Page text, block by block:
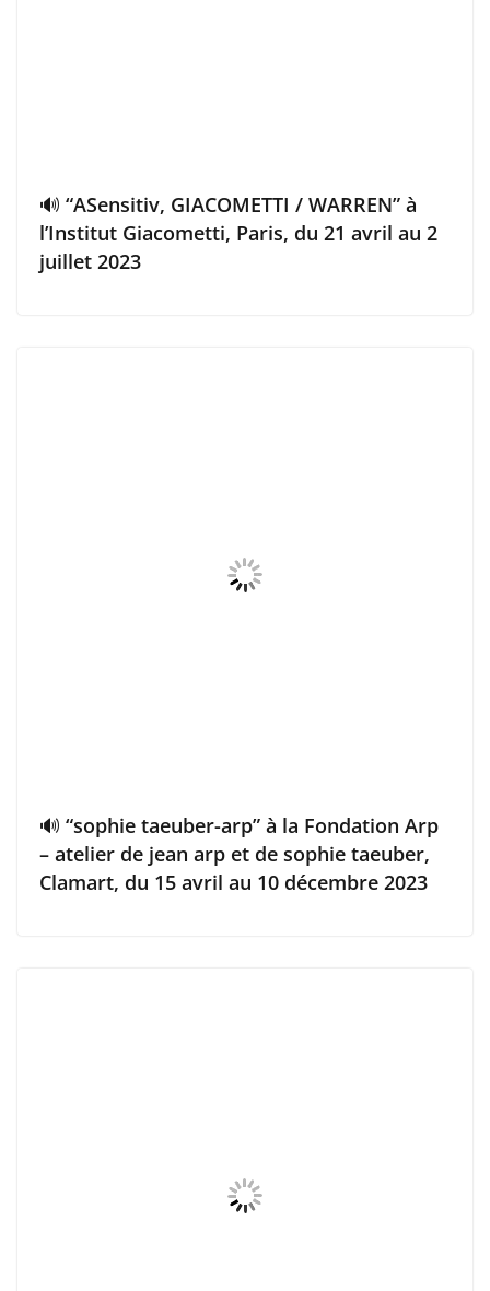
🔊 “ASensitiv, GIACOMETTI / WARREN” à
l’Institut Giacometti, Paris, du 21 avril au 2
juillet 2023
🔊 “sophie taeuber-arp” à la Fondation Arp
– atelier de jean arp et de sophie taeuber,
Clamart, du 15 avril au 10 décembre 2023